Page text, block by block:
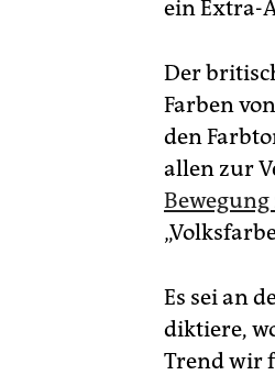
ein Extra-
Der
Farben
den
allen zur
Es sei an
diktiere,
Trend wir